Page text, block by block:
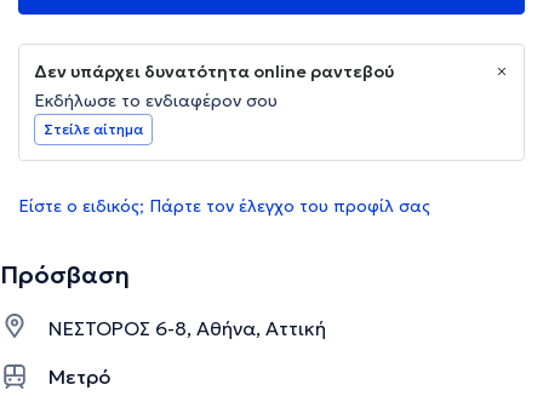
Δεν υπάρχει δυνατότητα online ραντεβού
Εκδήλωσε το ενδιαφέρον σου
Στείλε αίτημα
Είστε ο ειδικός; Πάρτε τον έλεγχο του προφίλ σας
Πρόσβαση
ΝΕΣΤΟΡΟΣ 6-8, Αθήνα, Αττική
Μετρό